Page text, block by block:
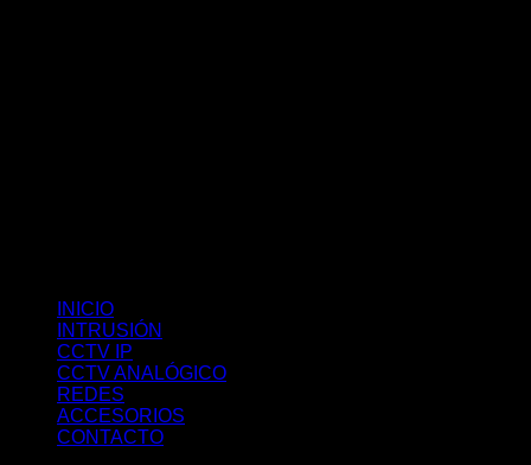
INICIO
INTRUSIÓN
CCTV IP
CCTV ANALÓGICO
REDES
ACCESORIOS
CONTACTO